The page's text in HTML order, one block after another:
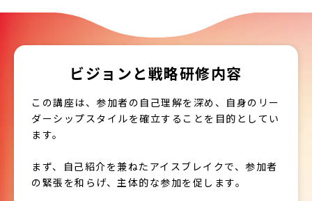
ビジョンと戦略研修内容
この講座は、参加者の自己理解を深め、自身のリー
ダーシップスタイルを確立することを目的としてい
ます。
まず、自己紹介を兼ねたアイスブレイクで、参加者
の緊張を和らげ、主体的な参加を促します。